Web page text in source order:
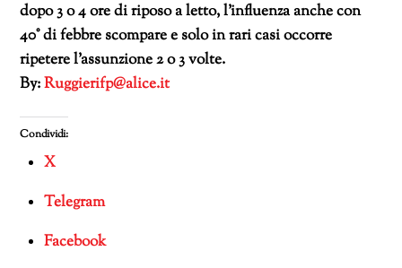
dopo 3 o 4 ore di riposo a letto, l’influenza anche con
40° di febbre scompare e solo in rari casi occorre
ripetere l’assunzione 2 o 3 volte.
By:Ruggierifp@alice.it
Condividi:
X
Telegram
Facebook